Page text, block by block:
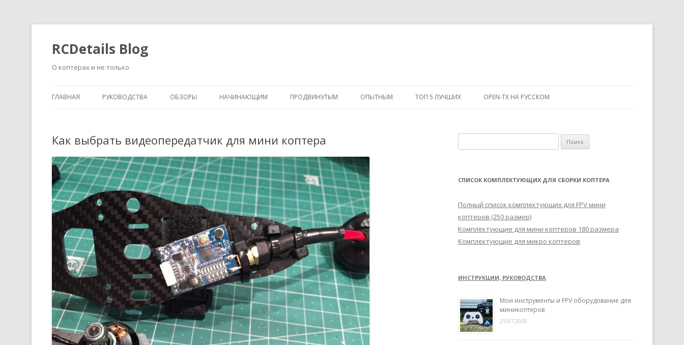
RCDetails Blog
О коптерах и не только
ГЛАВНАЯ РУКОВОДСТВА ОБЗОРЫ НАЧИНАЮЩИМ ПРОДВИНУТЫМ ОПЫТНЫМ ТОП 5 ЛУЧШИХ OPEN-TX НА РУССКОМ
Как выбрать видеопередатчик для мини коптера
а
т
:
СПИСОК КОМПЛЕКТУЮЩИХ ДЛЯ СБОРКИ КОПТЕРА
Полный список комплектующих для FPV мини
коптеров (250 размер)
Комплектующие для мини коптеров 180 размера
Комплектующие для микро коптеров
ИНСТРУКЦИИ, РУКОВОДСТВА
Мои инструменты и FPV оборудование для
миникоптеров
25.07.2020